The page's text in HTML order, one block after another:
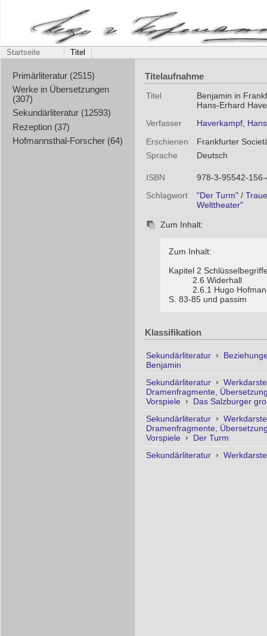
Startseite Titel
Primärliteratur (2515)
Werke in Übersetzungen
(307)
Sekundärliteratur (12593)
Rezeption (37)
Hofmannsthal-Forscher (64)
Titelaufnahme
Titel
Benjamin in
Hans-Erhard
Verfasser
Haverkampf,
Erschienen
Frankfurter
Sprache
Deutsch
ISBN
978-3-95542-
Schlagwort
"Der Turm"/
Welttheater"
Zum Inhalt:
Zum Inhalt:
Kapitel 2
2.6 Widerhall
2.6.1 Hugo
S. 83-85 und passim
Klassifikation
Sekundärliteratur ›
Benjamin
Sekundärliteratur ›
Dramenfragmente,
Vorspiele ›
Das Salzburger
Sekundärliteratur ›
Dramenfragmente,
Vorspiele ›
Der Turm
Sekundärliteratur ›